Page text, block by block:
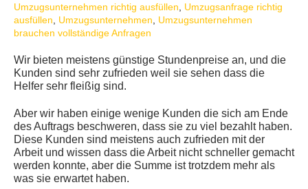
AKTUELLES
BLOG
UMZUGSKOSTEN RECHNER
KUNDENMEINUNGEN
Umzugsunternehmen richtig ausfüllen
Umzugsanfrage richtig
ausfüllen
Umzugsunternehmen
Umzugsunternehmen
brauchen vollständige Anfragen
​Wir bieten meistens günstige Stundenpreise an, und die
Kunden sind sehr zufrieden weil sie sehen dass die
Helfer sehr fleißig sind.
Aber wir haben einige wenige Kunden die sich am Ende
des Auftrags beschweren, dass sie zu viel bezahlt haben.
Diese Kunden sind meistens auch zufrieden mit der
Arbeit und wissen dass die Arbeit nicht schneller gemacht
werden konnte, aber die Summe ist trotzdem mehr als
was sie erwartet haben.